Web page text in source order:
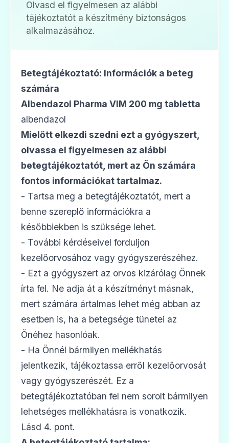
Olvasd el figyelmesen az alábbi
tájékoztatót a készítmény biztonságos
alkalmazásához.
Betegtájékoztató: Információk a beteg
számára
Albendazol Pharma VIM 200 mg tabletta
albendazol
Mielőtt elkezdi szedni ezt a gyógyszert,
olvassa el figyelmesen az alábbi
betegtájékoztatót, mert az Ön számára
fontos információkat tartalmaz.
- Tartsa meg a betegtájékoztatót, mert a
benne szereplő információkra a
későbbiekben is szüksége lehet.
- További kérdéseivel forduljon
kezelőorvosához vagy gyógyszerészéhez.
- Ezt a gyógyszert az orvos kizárólag Önnek
írta fel. Ne adja át a készítményt másnak,
mert számára ártalmas lehet még abban az
esetben is, ha a betegsége tünetei az
Önéhez hasonlóak.
- Ha Önnél bármilyen mellékhatás
jelentkezik, tájékoztassa erről kezelőorvosát
vagy gyógyszerészét. Ez a
betegtájékoztatóban fel nem sorolt bármilyen
lehetséges mellékhatásra is vonatkozik.
Lásd 4. pont.